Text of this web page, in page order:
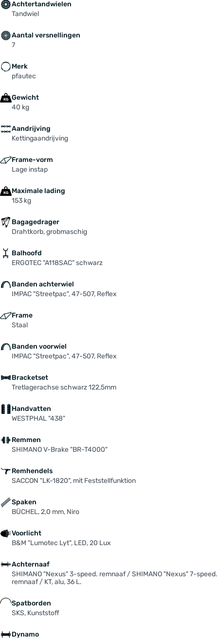
Achtertandwielen
Tandwiel
Aantal versnellingen
7
Merk
pfautec
Gewicht
40 kg
Aandrijving
Kettingaandrijving
Frame-vorm
Lage instap
Maximale lading
153 kg
Bagagedrager
Drahtkorb, grobmaschig
Balhoofd
ERGOTEC "A118SAC" schwarz
Banden achterwiel
IMPAC "Streetpac", 47-507, Reflex
Frame
Staal
Banden voorwiel
IMPAC "Streetpac", 47-507, Reflex
Bracketset
Tretlagerachse schwarz 122,5mm
Handvatten
WESTPHAL "438"
Remmen
SHIMANO V-Brake "BR-T4000"
Remhendels
SACCON "LK-1820", mit Feststellfunktion
Spaken
BÜCHEL, 2,0 mm, Niro
Voorlicht
B&M "Lumotec Lyt", LED, 20 Lux
Achternaaf
SHIMANO "Nexus" 3-speed. remnaaf / SHIMANO "Nexus" 7-speed.
remnaaf / KT, alu, 36 L.
Spatborden
SKS, Kunststoff
Dynamo